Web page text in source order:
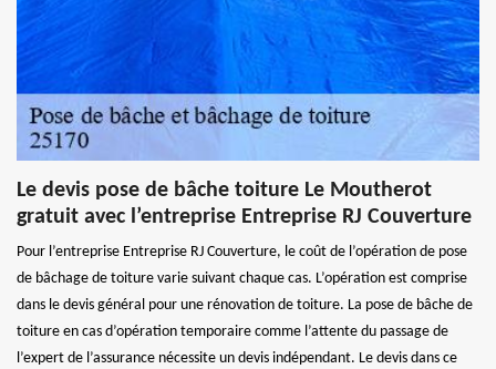
Le devis pose de bâche toiture Le Moutherot
gratuit avec l’entreprise Entreprise RJ Couverture
Pour l’entreprise Entreprise RJ Couverture, le coût de l’opération de pose
de bâchage de toiture varie suivant chaque cas. L’opération est comprise
dans le devis général pour une rénovation de toiture. La pose de bâche de
toiture en cas d’opération temporaire comme l’attente du passage de
l’expert de l’assurance nécessite un devis indépendant. Le devis dans ce